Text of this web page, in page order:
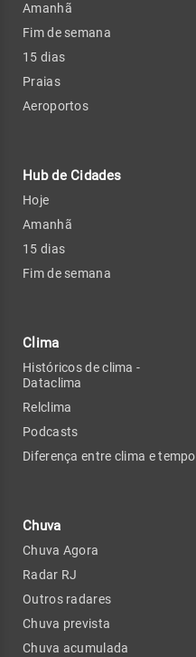
Amanhã
Fim de semana
15 dias
Praias
Aeroportos
Hub de Cidades
Hoje
Amanhã
15 dias
Fim de semana
Clima
Históricos de clima -
Dataclima
Relclima
Podcasts
Diferença entre clima e tempo
Chuva
Chuva Agora
Radar RJ
Outros radares
Chuva prevista
Chuva acumulada